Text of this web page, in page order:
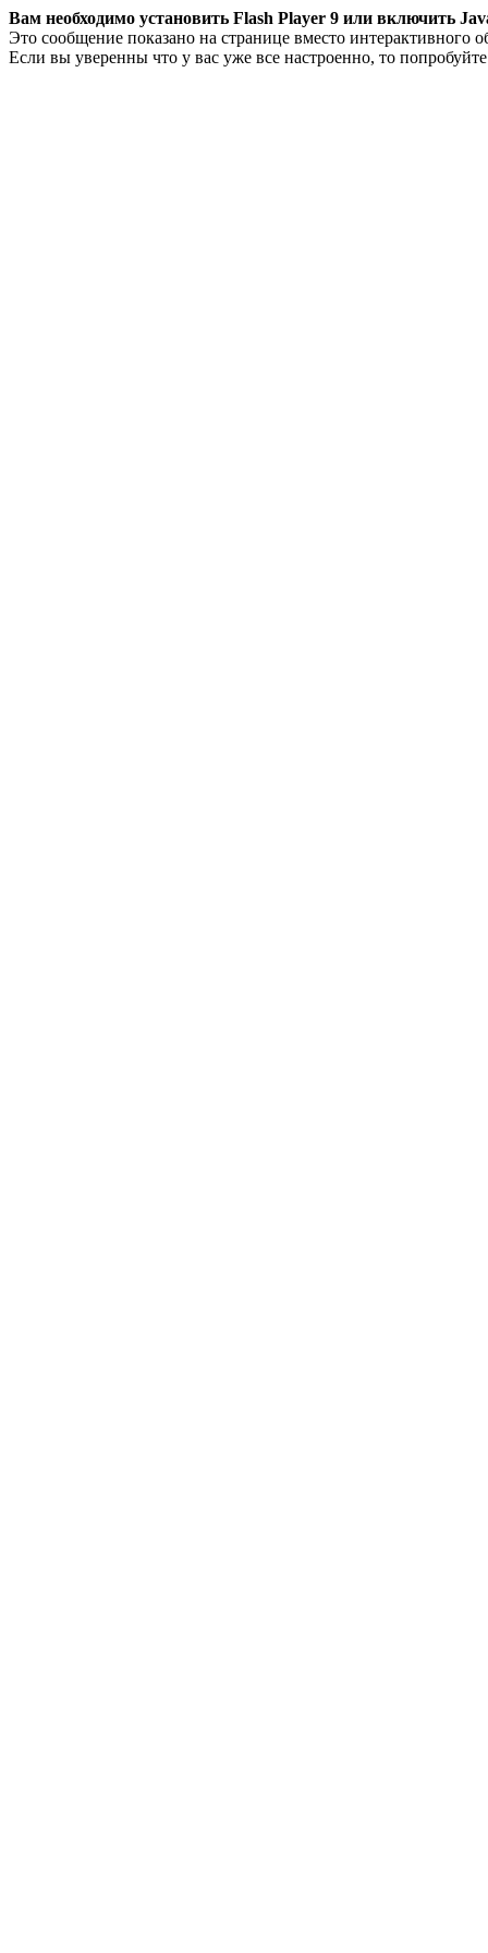
Вам необходимо установить Flash Player 9 или включить
Это сообщение показано на странице вместо интерактивного
Если вы уверенны что у вас уже все настроенно, то